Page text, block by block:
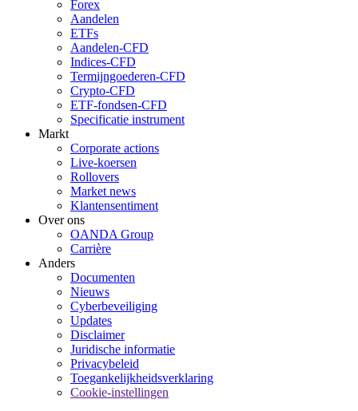
Forex
Aandelen
ETFs
Aandelen-CFD
Indices-CFD
Termijngoederen-CFD
Crypto-CFD
ETF-fondsen-CFD
Specificatie instrument
Markt
Corporate actions
Live-koersen
Rollovers
Market news
Klantensentiment
Over ons
OANDA Group
Carrière
Anders
Documenten
Nieuws
Cyberbeveiliging
Updates
Disclaimer
Juridische informatie
Privacybeleid
Toegankelijkheidsverklaring
Cookie-instellingen